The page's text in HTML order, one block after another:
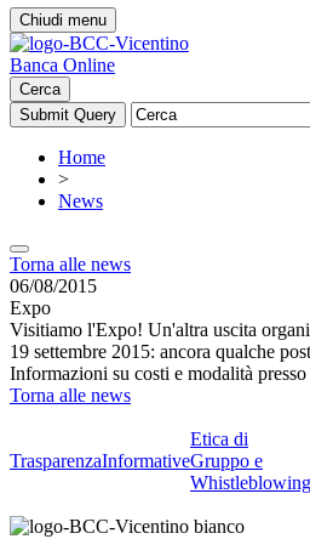
Chiudi menu
Banca Online
Cerca
Home
>
News
Torna alle news
06/08/2015
Expo
Visitiamo l'Expo! Un'altra uscita
19 settembre 2015: ancora qualche
Informazioni su costi e modalità
Torna alle news
TrasparenzaInformative
Etica di
Gruppo e
Whistleblowing